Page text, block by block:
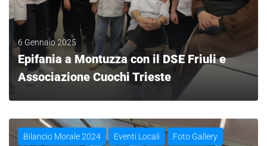
6 Gennaio 2025
Epifania a Montuzza con il DSE Friuli e
Associazione Cuochi Trieste
Bilancio Morale 2024 Eventi Locali Foto Gallery